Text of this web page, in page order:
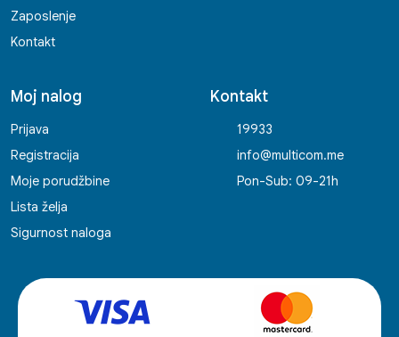
Zaposlenje
Kontakt
Moj nalog
Prijava
Registracija
Moje porudžbine
Lista želja
Sigurnost naloga
Kontakt
19933
info@multicom.me
Pon-Sub: 09-21h